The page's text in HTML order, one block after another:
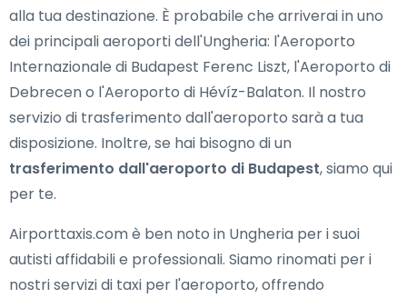
alla tua destinazione. È probabile che arriverai in uno
dei principali aeroporti dell'Ungheria: l'Aeroporto
Internazionale di Budapest Ferenc Liszt, l'Aeroporto di
Debrecen o l'Aeroporto di Hévíz-Balaton. Il nostro
servizio di trasferimento dall'aeroporto sarà a tua
disposizione. Inoltre, se hai bisogno di un
trasferimento dall'aeroporto di Budapest, siamo qui
per te.
Airporttaxis.com è ben noto in Ungheria per i suoi
autisti affidabili e professionali. Siamo rinomati per i
nostri servizi di taxi per l'aeroporto, offrendo